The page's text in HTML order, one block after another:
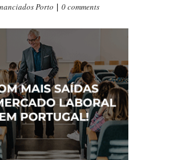
Porto 0 comments